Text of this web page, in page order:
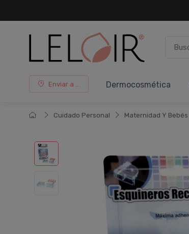
Enviar a ... Dermocosmética
Cuidado Personal Maternidad Y Bebés